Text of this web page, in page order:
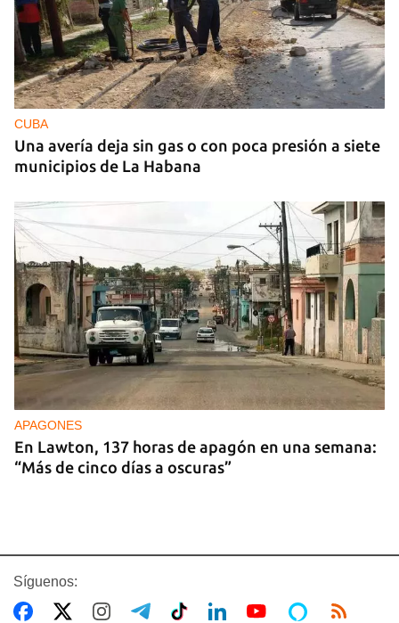
CUBA
Una avería deja sin gas o con poca presión a siete
municipios de La Habana
APAGONES
En Lawton, 137 horas de apagón en una semana:
“Más de cinco días a oscuras”
Síguenos: